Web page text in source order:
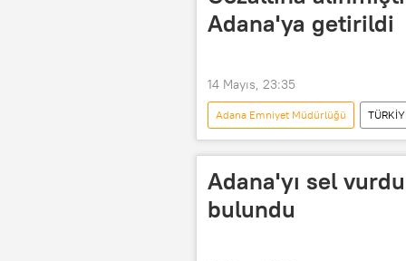
Adana'ya getirildi
14 Mayıs, 23:35
Adana Emniyet Müdürlüğü
yasa dışı bahis
yasadışı bahis
Adana'yı sel
bulundu